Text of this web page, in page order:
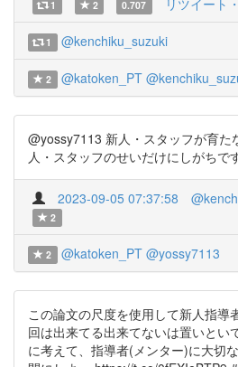
1 2 0.707 リツイート
1 @kenchiku_suzuki
2 @katoken_PT
@yossy7113 新人・スタッフが育た
人・スタッフのせいだけにしがちで
2023-09-05 07:37:58
2
2 @katoken_PT @yossy7113
この論文の尺度を使用して新人指導
回は出来てる出来てないは置いとい
に考えて、指導者(メンター)に大切